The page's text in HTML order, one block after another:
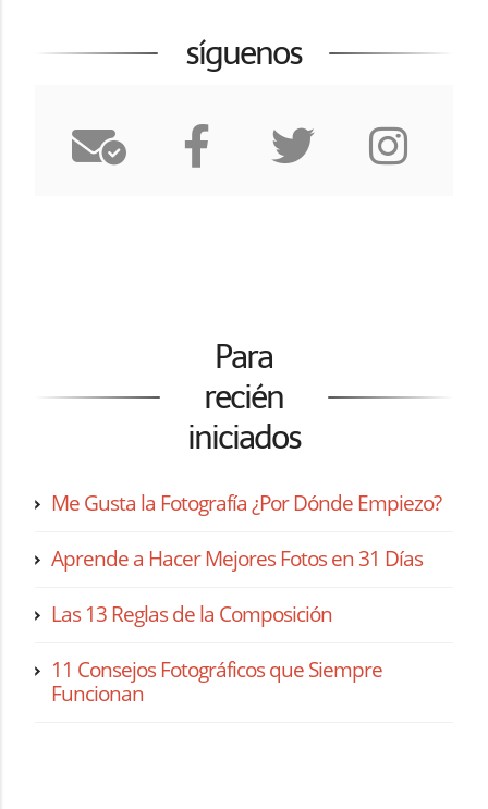
síguenos
Para
recién
iniciados
Me Gusta la Fotografía ¿Por Dónde Empiezo?
Aprende a Hacer Mejores Fotos en 31 Días
Las 13 Reglas de la Composición
11 Consejos Fotográficos que Siempre
Funcionan